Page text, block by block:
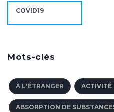
COVID19
Mots-clés
À L'ÉTRANGER ACTIVITÉ
ABSORPTION DE